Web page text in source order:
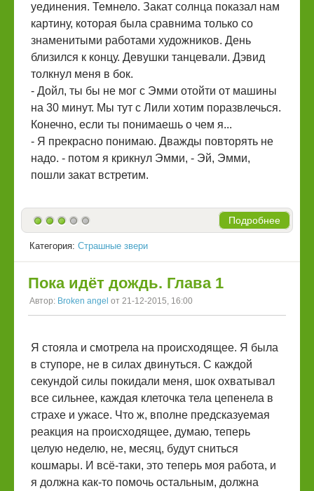
уединения. Темнело. Закат солнца показал нам
картину, которая была сравнима только со
знаменитыми работами художников. День
близился к концу. Девушки танцевали. Дэвид
толкнул меня в бок.
- Дойл, ты бы не мог с Эмми отойти от машины
на 30 минут. Мы тут с Лили хотим поразвлечься.
Конечно, если ты понимаешь о чем я...
- Я прекрасно понимаю. Дважды повторять не
надо. - потом я крикнул Эмми, - Эй, Эмми,
пошли закат встретим.
Подробнее
Категория: Страшные звери
Пока идёт дождь. Глава 1
Автор: Broken angel от 21-12-2015, 16:00
Я стояла и смотрела на происходящее. Я была
в ступоре, не в силах двинуться. С каждой
секундой силы покидали меня, шок охватывал
все сильнее, каждая клеточка тела цепенела в
страхе и ужасе. Что ж, вполне предсказуемая
реакция на происходящее, думаю, теперь
целую неделю, не, месяц, будут сниться
кошмары. И всё-таки, это теперь моя работа, и
я должна как-то помочь остальным, должна